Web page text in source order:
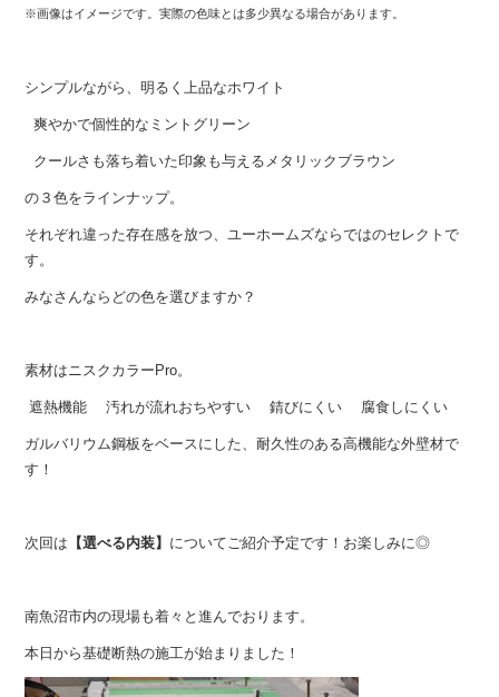
※画像はイメージです。実際の色味とは多少異なる場合があります。
シンプルながら、明るく上品なホワイト
爽やかで個性的なミントグリーン
クールさも落ち着いた印象も与えるメタリックブラウン
の３色をラインナップ。
それぞれ違った存在感を放つ、ユーホームズならではのセレクトで
す。
みなさんならどの色を選びますか？
素材はニスクカラーPro。
遮熱機能 汚れが流れおちやすい 錆びにくい 腐食しにくい
ガルバリウム鋼板をベースにした、耐久性のある高機能な外壁材で
す！
次回は 【選べる内装】 についてご紹介予定です！お楽しみに◎
南魚沼市内の現場も着々と進んでおります。
本日から基礎断熱の施工が始まりました！